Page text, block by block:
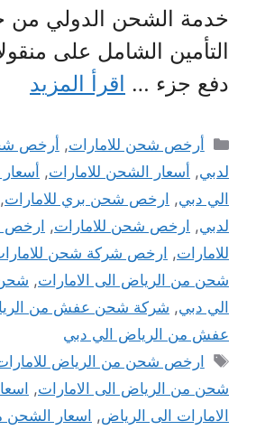
خدمة الشحن الدولي
التأمين الشامل على
دفع جزء … اقرأ المزيد
التصنيفات
أرخص شحن للامارات, أرخص
لدبي, أسعار الشحن للامارات,
الي دبي, ارخص شحن بري للامارات,
لدبي, ارخص شحن للامارات, ارخص
للامارات, ارخص شركة شحن
شحن من الرياض الى الامارات,
الي دبي, شركة شحن عفش من
عفش من الرياض الي دبي
الوسوم
ارخص شحن من الرياض
شحن من الرياض الى الامارات,
الامارات الى الرياض, اسعار الشحن